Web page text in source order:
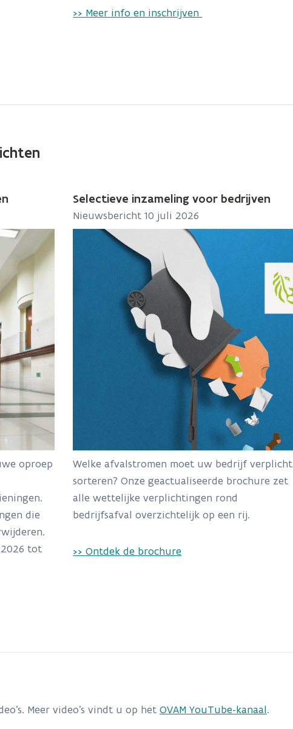
>> Meer info en inschrijven
oproep
die
tot
Selectieve inzameling voor bedrijven
Nieuwsbericht 10 juli 2026
Welke afvalstromen moet uw bedrijf verplicht
sorteren? Onze geactualiseerde brochure zet
alle wettelijke verplichtingen rond
bedrijfsafval overzichtelijk op een rij.
>> Ontdek de brochure
Meer video's vindt u op het OVAM YouTube-kanaal.